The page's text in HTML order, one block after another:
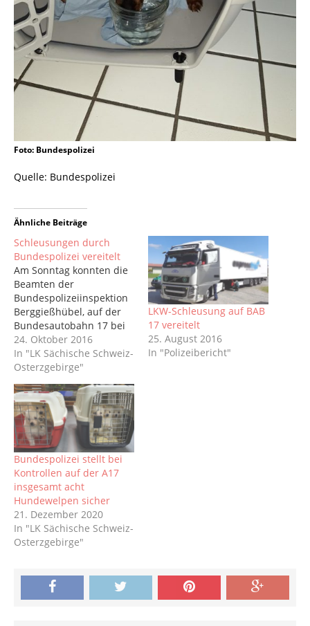
Foto: Bundespolizei
Quelle: Bundespolizei
Ähnliche Beiträge
Schleusungen durch
Bundespolizei vereitelt
Am Sonntag konnten die
Beamten der
Bundespolizeiinspektion
Berggießhübel, auf der
Bundesautobahn 17 bei
Breitenau, zwei
Schleusungen und
mehrere unerlaubte
Bundesgebiet
verhindern. Gegen 10:00
Uhr wurden bei der
Kontrolle eines
grenzüberschreitenden
Linienbusses zwei
weibliche mazedonische
und vier männliche
albanische
Staatsangehörige (15, 22,
22, 23) festgestellt, die
nicht über die…
24. Oktober 2016
In "LK Sächische Schweiz-
Osterzgebirge"
LKW-Schleusung auf BAB
17 vereitelt
25. August 2016
In "Polizeibericht"
Bundespolizei stellt bei
Kontrollen auf der A17
insgesamt acht
Hundewelpen sicher
21. Dezember 2020
In "LK Sächische Schweiz-
Osterzgebirge"